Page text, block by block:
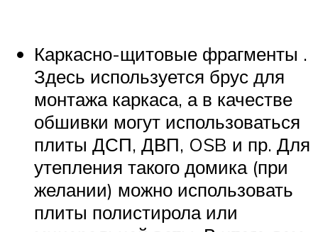
Каркасно-щитовые фрагменты .
Здесь используется брус для
монтажа каркаса, а в качестве
обшивки могут использоваться
плиты ДСП, ДВП, OSB и пр. Для
утепления такого домика (при
желании) можно использовать
плиты полистирола или